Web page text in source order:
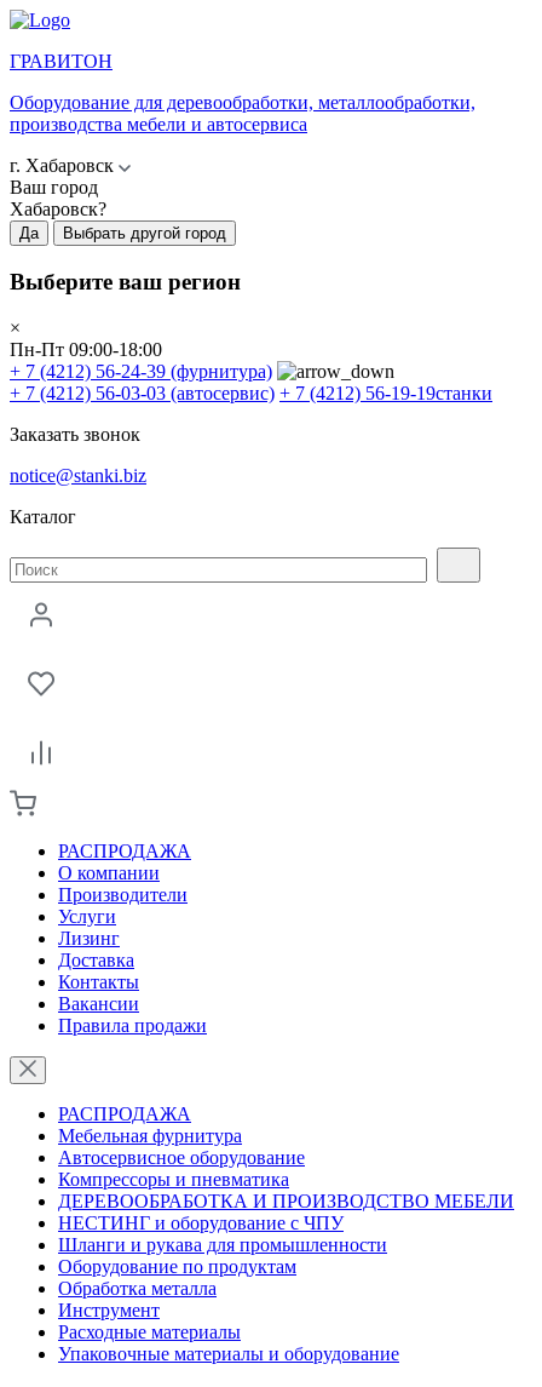
ГРАВИТОН
Оборудование для деревообработки, металлообработки,
производства мебели и автосервиса
г. Хабаровск
Ваш город
Хабаровск?
Да Выбрать другой город
Выберите ваш регион
×
Пн-Пт 09:00-18:00
+ 7 (4212) 56-24-39 (фурнитура)
+ 7 (4212) 56-03-03 (автосервис) + 7 (4212) 56-19-19станки
Заказать звонок
notice@stanki.biz
Каталог
РАСПРОДАЖА
О компании
Производители
Услуги
Лизинг
Доставка
Контакты
Вакансии
Правила продажи
РАСПРОДАЖА
Мебельная фурнитура
Автосервисное оборудование
Компрессоры и пневматика
ДЕРЕВООБРАБОТКА И ПРОИЗВОДСТВО МЕБЕЛИ
НЕСТИНГ и оборудование с ЧПУ
Шланги и рукава для промышленности
Оборудование по продуктам
Обработка металла
Инструмент
Расходные материалы
Упаковочные материалы и оборудование